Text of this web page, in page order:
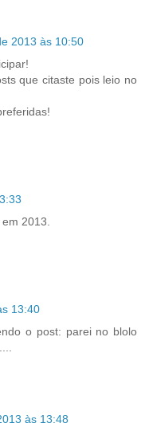
2013 às 10:50
que citaste pois leio no
2013.
13:40
o post: parei no blolo
às 13:48